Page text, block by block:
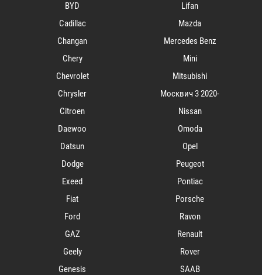
BYD
Cadillac
Changan
Chery
Chevrolet
Chrysler
Citroen
Daewoo
Datsun
Dodge
Exeed
Fiat
Ford
GAZ
Geely
Genesis
Lifan
Mazda
Mercedes Benz
Mini
Mitsubishi
Mосквич 3 2020-
Nissan
Omoda
Opel
Peugeot
Pontiac
Porsche
Ravon
Renault
Rover
SAAB